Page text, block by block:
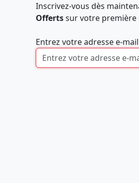
Inscrivez-vous dès
Offertssur votre première
Entrez votre adresse e-